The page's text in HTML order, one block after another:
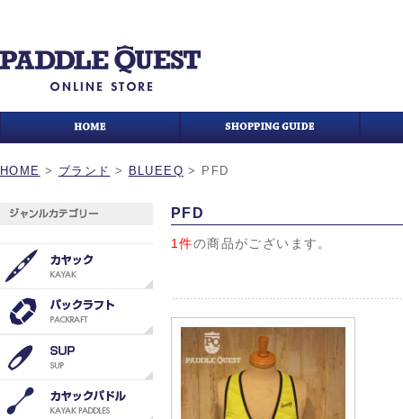
HOME > ブランド > BLUEEQ > PFD
PFD
1件の商品がございます。